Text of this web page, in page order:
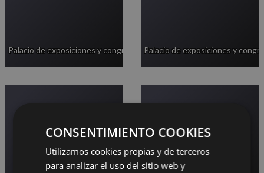
Palacio de exposiciones y congresos Palacio de exposiciones y
CONSENTIMIENTO COOKIES
Utilizamos cookies propias y de terceros
para analizar el uso del sitio web y